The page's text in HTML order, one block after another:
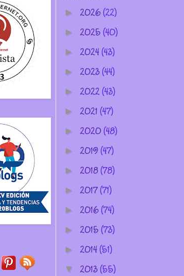
► 2026(22)
► 2025(40)
► 2024(43)
► 2023(44)
► 2022(43)
► 2021 (47)
► 2020(48)
► 2019(47)
► 2018(78)
► 2017(71)
► 2016(74)
► 2015(73)
► 2014(51)
▼ 2013(55)